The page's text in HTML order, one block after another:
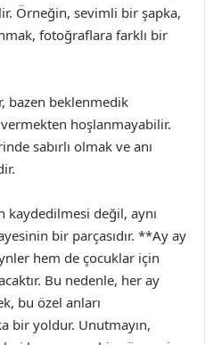
Örneğin, sevimli bir şapka,
fotoğraflara farklı bir
bazen beklenmedik
hoşlanmayabilir.
sabırlı olmak ve anı
kaydedilmesi değil, aynı
bir parçasıdır. **Ay ay
hem de çocuklar için
Bu nedenle, her ay
bu özel anları
bir yoldur. Unutmayın,